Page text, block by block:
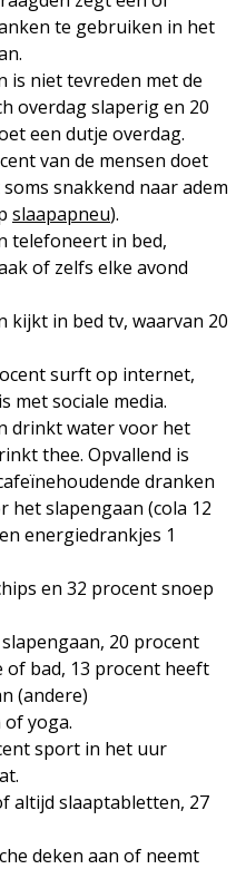
te gebruiken in het
is niet tevreden met de
overdag slaperig en 20
een dutje overdag.
van de mensen doet
snakkend naar adem
slaapapneu).
telefoneert in bed,
of zelfs elke avond
kijkt in bed tv, waarvan 20
surft op internet,
met sociale media.
drinkt water voor het
thee. Opvallend is
dranken
slapengaan (cola 12
energiedrankjes 1
en 32 procent snoep
20 procent
of bad, 13 procent heeft
(andere)
yoga.
sport in het uur
altijd slaaptabletten, 27
deken aan of neemt